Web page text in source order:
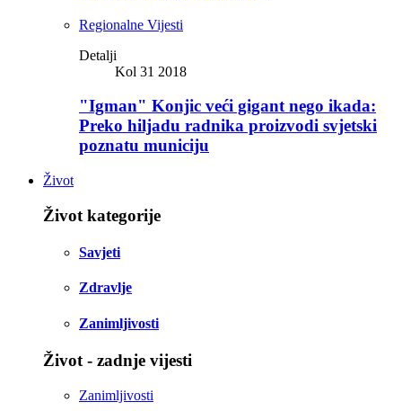
Regionalne Vijesti
Detalji
Kol 31 2018
"Igman" Konjic veći gigant nego ikada:
Preko hiljadu radnika proizvodi svjetski
poznatu municiju
Život
Život kategorije
Savjeti
Zdravlje
Zanimljivosti
Život - zadnje vijesti
Zanimljivosti